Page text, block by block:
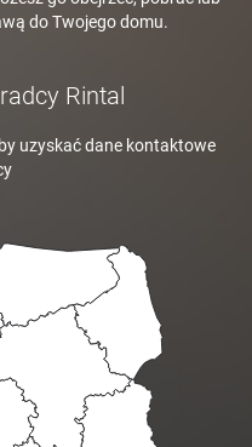
do Twojego domu.
Rintal
uzyskać dane kontaktowe